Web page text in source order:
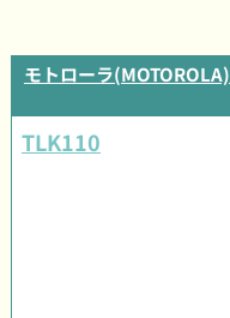
モトローラ(MOTOROLA)
TLK110